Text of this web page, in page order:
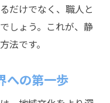
体験プログラム
職人との交流
学びの時間
だけでなく、職人と
しょう。これが、静
法です。
への第一歩